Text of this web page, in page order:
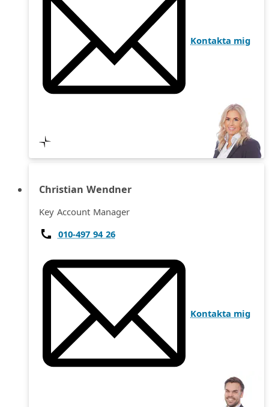
Kontakta mig
Christian Wendner
Key Account Manager
010-497 94 26
Kontakta mig